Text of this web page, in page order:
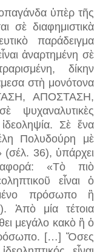
ὑπὲρ τῆς
σὲ διαφημιστικὰ
παράδειγμα
ἀναρτημένη σὲ
δίκην
στὴ μονότονα
ΑΠΟΣΤΑΣΗ,
Σὲ ἕνα
Πολυδούρη μὲ
36), ὑπάρχει
«Τὸ πιὸ
εἶναι ὁ
πρόσωπο ἢ
Ἀπὸ μία τέτοια
μεγάλο κακὸ ἢ ὁ
[…] Ὅσες